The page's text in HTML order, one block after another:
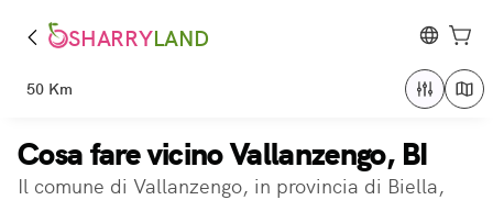
SHARRYLAND
50 Km
Cosa fare vicino Vallanzengo, BI
Il comune di Vallanzengo, in provincia di Biella,